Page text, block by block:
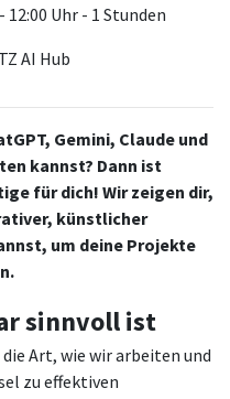
12:00 Uhr - 1 Stunden
AI Hub
Gemini, Claude und
kannst? Dann ist
für dich! Wir zeigen dir,
künstlicher
um deine Projekte
sinnvoll ist
Art, wie wir arbeiten und
zu effektiven